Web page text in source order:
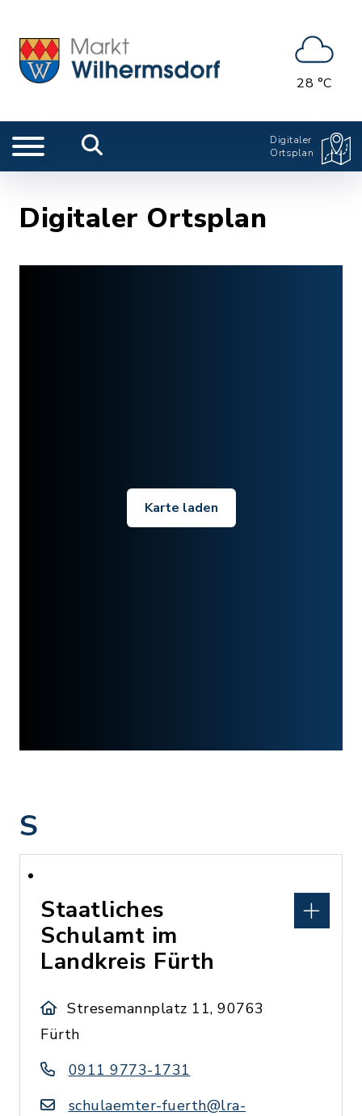
28 °C
Digitaler
Ortsplan
Digitaler Ortsplan
Karte laden
S
Staatliches
Schulamt im
Landkreis Fürth
Stresemannplatz 11, 90763
Fürth
0911 9773-1731
schulaemter-fuerth@lra-